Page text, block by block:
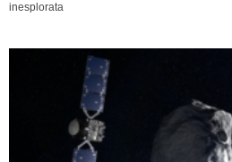
inesplorata